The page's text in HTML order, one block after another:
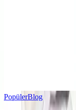
PopülerBlog